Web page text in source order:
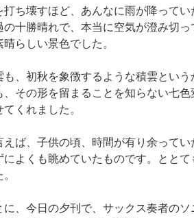
打ち壊すほど、あんなに雨が降ってい
の十勝晴れで、本当に空気が澄み切
らしい景色でした。
も、初秋を象徴するような積雲という
、その形を留まることを知らない七色
くれました。
えば、子供の頃、時間が有り余って
によくも眺めていたものです。ととて
に、今日の夕刊で、サックス奏者のソ